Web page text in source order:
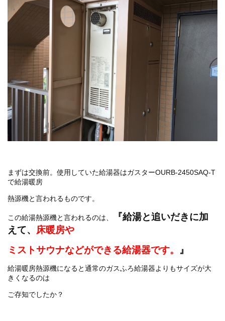
まずは交換前。使用していた給湯器はガスターOURB-2450SAQ-T
で給湯暖房
熱源機と言われるものです。
この給湯熱源機と言われるのは、
『給湯と追いだきに加
えて、 床暖房や
ミストサウナなどができる給湯器です。
』
給湯暖房熱源機になると通常のガスふろ給湯器よりもサイズが大
きくなるのは
ご存知でしたか？